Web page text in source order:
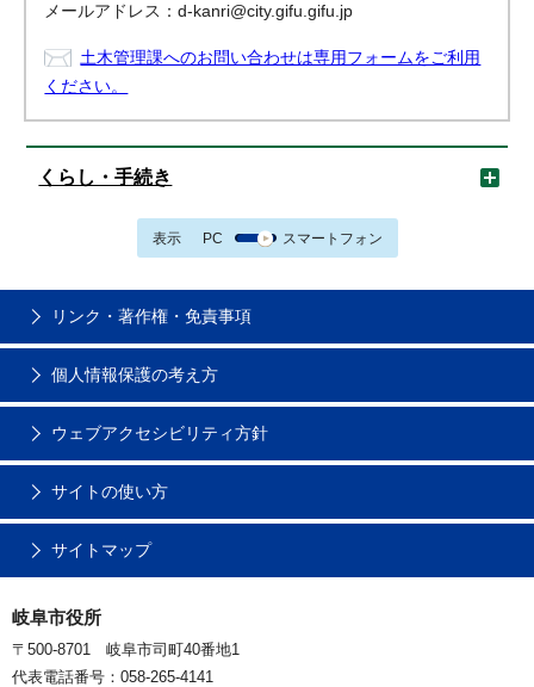
メールアドレス：d-kanri@city.gifu.gifu.jp
土木管理課へのお問い合わせは専用フォームをご利用
ください。
くらし・手続き
表示 PC スマートフォン
リンク・著作権・免責事項
個人情報保護の考え方
ウェブアクセシビリティ方針
サイトの使い方
サイトマップ
岐阜市役所
〒500-8701 岐阜市司町40番地1
代表電話番号：058-265-4141